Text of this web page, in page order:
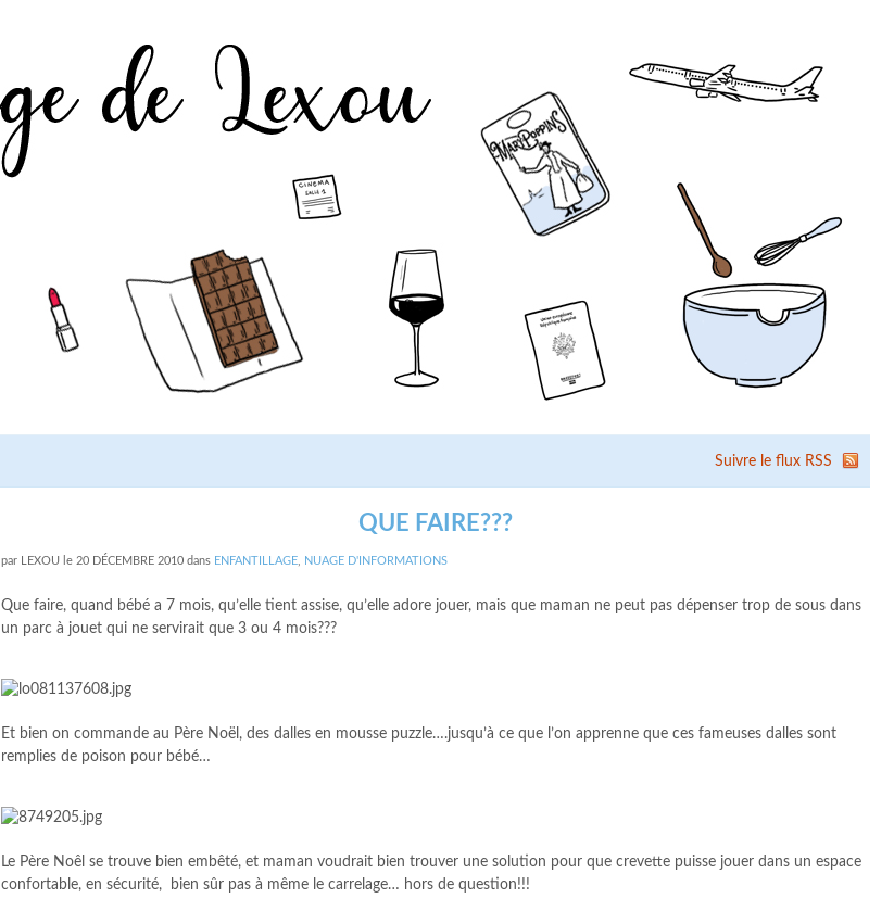
Suivre le flux RSS
QUE FAIRE???
par LEXOU le 20 DÉCEMBRE 2010 dans ENFANTILLAGE NUAGE D'INFORMATIONS
Que faire, quand bébé a 7 mois, qu’elle tient assise, qu’elle adore jouer, mais que maman ne peut pas dépenser trop de sous dans
un parc à jouet qui ne servirait que 3 ou 4 mois???
Et bien on commande au Père Noël, des dalles en mousse puzzle….jusqu’à ce que l’on apprenne que ces fameuses dalles sont
remplies de poison pour bébé…
Le Père Noêl se trouve bien embêté, et maman voudrait bien trouver une solution pour que crevette puisse jouer dans un espace
confortable, en sécurité, bien sûr pas à même le carrelage… hors de question!!!